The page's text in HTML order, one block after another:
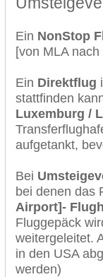
Ein NonStop
[von MLA
Ein Direktflug
stattfinden
Luxemburg /
aufgetankt,
Bei
bei denen das
Airport]-
Fluggepäck
weitergeleitet.
in den USA
werden)